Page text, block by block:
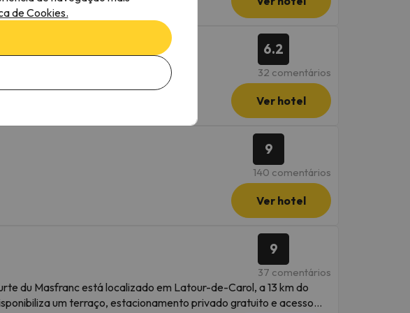
6.2
32 comentários
Ver hotel
9
140 comentários
Ver hotel
9
37 comentários
du Masfranc está localizado em Latour-de-Carol, a 13 km do
um terraço, estacionamento privado gratuito e acesso
de Cookies.